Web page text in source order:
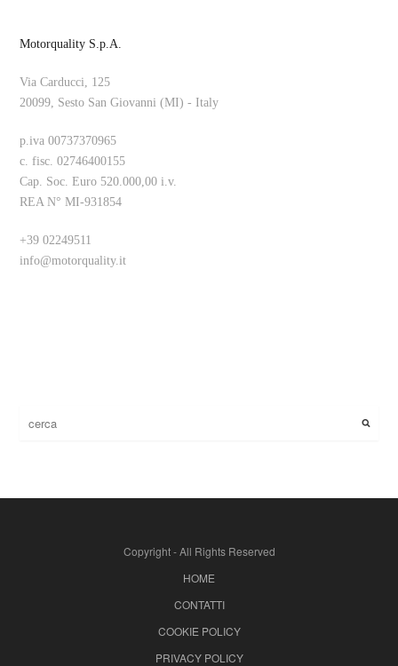
Motorquality S.p.A.
Via Carducci, 125
20099, Sesto San Giovanni (MI) - Italy
p.iva 00737370965
c. fisc. 02746400155
Cap. Soc. Euro 520.000,00 i.v.
REA N° MI-931854
+39 02249511
info@motorquality.it
Copyright - All Rights Reserved
HOME
CONTATTI
COOKIE POLICY
PRIVACY POLICY